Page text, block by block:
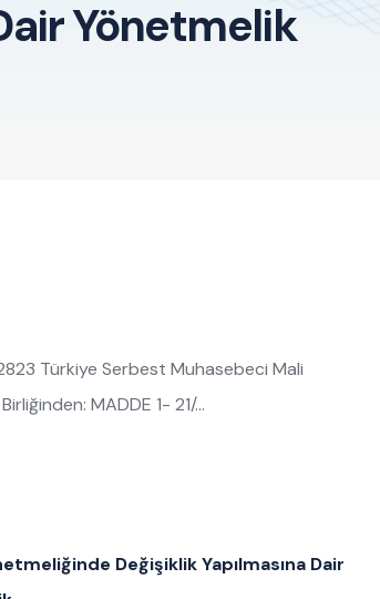
Yönetmelik
Türkiye Serbest Muhasebeci Mali
MADDE 1- 21/…
Değişiklik Yapılmasına Dair